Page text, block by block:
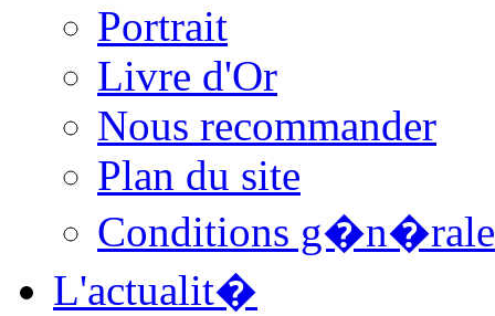
Portrait
Livre d'Or
Nous recommander
Plan du site
Conditions
L'actualit�